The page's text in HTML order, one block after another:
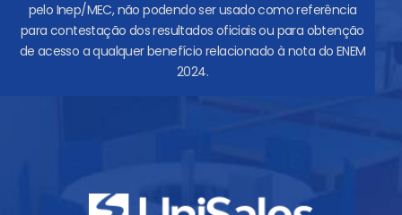
pelo Inep/MEC, não podendo ser usado como referência
para contestação dos resultados oficiais ou para obtenção
de acesso a qualquer benefício relacionado à nota do ENEM
2024.